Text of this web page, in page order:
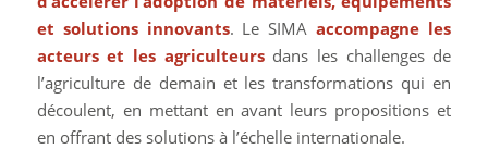
et solutions innovants. Le SIMAaccompagne les
acteurs et les agriculteursdans les challenges de
l’agriculture de demain et les transformations qui en
découlent, en mettant en avant leurs propositions et
en offrant des solutions à l’échelle internationale.